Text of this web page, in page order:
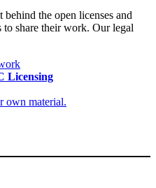
the open licenses and
to share their work. Our legal
Licensing
own material.